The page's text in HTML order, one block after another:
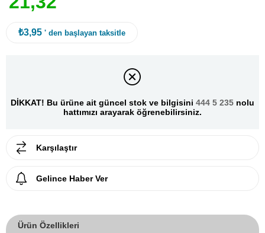
₺3,95 ' den başlayan taksitle
DİKKAT! Bu ürüne ait güncel stok ve bilgisini 444 5 235 nolu
hattımızı arayarak öğrenebilirsiniz.
Karşılaştır
Gelince Haber Ver
Ürün Özellikleri